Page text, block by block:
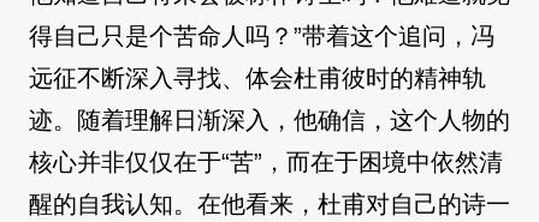
得自己只是个苦命人吗？”带着这个追问，冯
远征不断深入寻找、体会杜甫彼时的精神轨
迹。随着理解日渐深入，他确信，这个人物的
核心并非仅仅在于“苦”，而在于困境中依然清
醒的自我认知。在他看来，杜甫对自己的诗一